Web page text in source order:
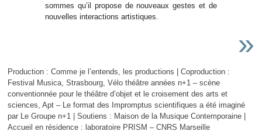
sommes qu’il propose de nouveaux gestes et de
nouvelles interactions artistiques.
»
Production : Comme je l’entends, les productions | Coproduction :
Festival Musica, Strasbourg, Vélo théâtre années n+1 – scène
conventionnée pour le théâtre d’objet et le croisement des arts et
sciences, Apt – Le format des Impromptus scientifiques a été imaginé
par Le Groupe n+1 | Soutiens : Maison de la Musique Contemporaine |
Accueil en résidence : laboratoire PRISM – CNRS Marseille